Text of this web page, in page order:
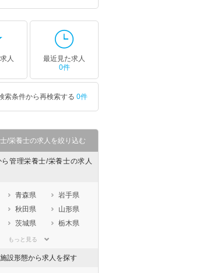
人
最近見た求人
0件
索条件から再検索する 0件
/栄養士の求人を絞り込む
管理栄養士/栄養士の求人
青森県
岩手県
秋田県
山形県
茨城県
栃木県
埼玉県
もっと見る
設形態から求人を探す